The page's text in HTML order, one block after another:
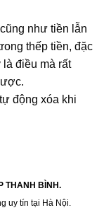
như tiền lẫn
thếp tiền, đặc
điều mà rất
động xóa khi
THANH BÌNH.
uy tín tại Hà Nội.